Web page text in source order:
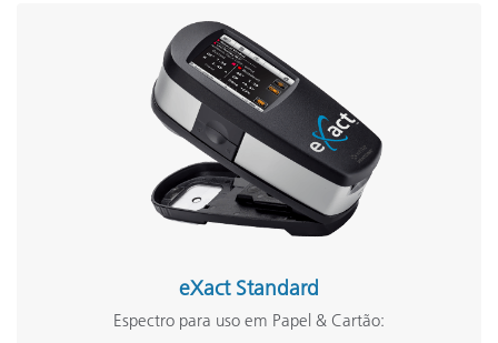
eXact Standard
Espectro para uso em Papel & Cartão: